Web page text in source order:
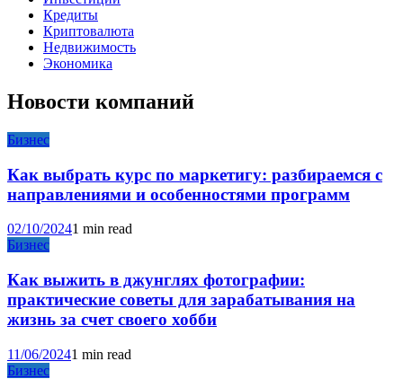
Кредиты
Криптовалюта
Недвижимость
Экономика
Новости компаний
Бизнес
Как выбрать курс по маркетигу: разбираемся с
направлениями и особенностями программ
02/10/20241 min read
Бизнес
Как выжить в джунглях фотографии:
практические советы для зарабатывания на
жизнь за счет своего хобби
11/06/20241 min read
Бизнес